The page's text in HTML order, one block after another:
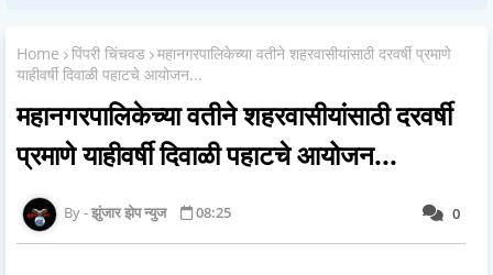
Home पिंपरी चिंचवड महानगरपालिकेच्या वतीने शहरवासीयांसाठी दरवर्षी प्रमाणे
याहीवर्षी दिवाळी पहाटचे आयोजन...
महानगरपालिकेच्या वतीने शहरवासीयांसाठी दरवर्षी
प्रमाणे याहीवर्षी दिवाळी पहाटचे आयोजन...
0
झुंजार झेप न्युज 08:25